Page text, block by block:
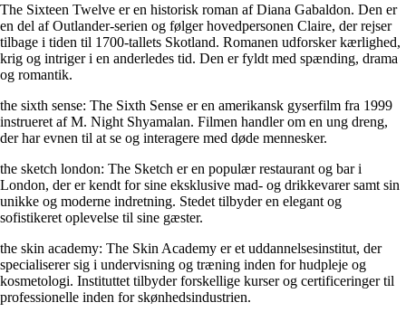
The Sixteen Twelve er en historisk roman af Diana Gabaldon. Den er
en del af Outlander-serien og følger hovedpersonen Claire, der rejser
tilbage i tiden til 1700-tallets Skotland. Romanen udforsker kærlighed,
krig og intriger i en anderledes tid. Den er fyldt med spænding, drama
og romantik.
the sixth sense: The Sixth Sense er en amerikansk gyserfilm fra 1999
instrueret af M. Night Shyamalan. Filmen handler om en ung dreng,
der har evnen til at se og interagere med døde mennesker.
the sketch london: The Sketch er en populær restaurant og bar i
London, der er kendt for sine eksklusive mad- og drikkevarer samt sin
unikke og moderne indretning. Stedet tilbyder en elegant og
sofistikeret oplevelse til sine gæster.
the skin academy: The Skin Academy er et uddannelsesinstitut, der
specialiserer sig i undervisning og træning inden for hudpleje og
kosmetologi. Instituttet tilbyder forskellige kurser og certificeringer til
professionelle inden for skønhedsindustrien.